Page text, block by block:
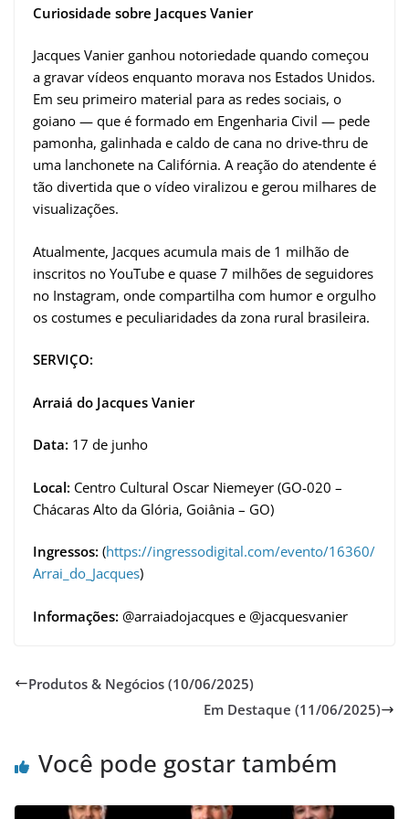
Curiosidade sobre Jacques Vanier
Jacques Vanier ganhou notoriedade quando começou
a gravar vídeos enquanto morava nos Estados Unidos.
Em seu primeiro material para as redes sociais, o
goiano — que é formado em Engenharia Civil — pede
pamonha, galinhada e caldo de cana no drive-thru de
uma lanchonete na Califórnia. A reação do atendente é
tão divertida que o vídeo viralizou e gerou milhares de
visualizações.
Atualmente, Jacques acumula mais de 1 milhão de
inscritos no YouTube e quase 7 milhões de seguidores
no Instagram, onde compartilha com humor e orgulho
os costumes e peculiaridades da zona rural brasileira.
SERVIÇO:
Arraiá do Jacques Vanier
Data: 17 de junho
Local: Centro Cultural Oscar Niemeyer (GO-020 –
Chácaras Alto da Glória, Goiânia – GO)
Ingressos: (https://ingressodigital.com/evento/16360/
Arrai_do_Jacques)
Informações: @arraiadojacques e @jacquesvanier
Produtos & Negócios (10/06/2025)
Em Destaque (11/06/2025)
Você pode gostar também